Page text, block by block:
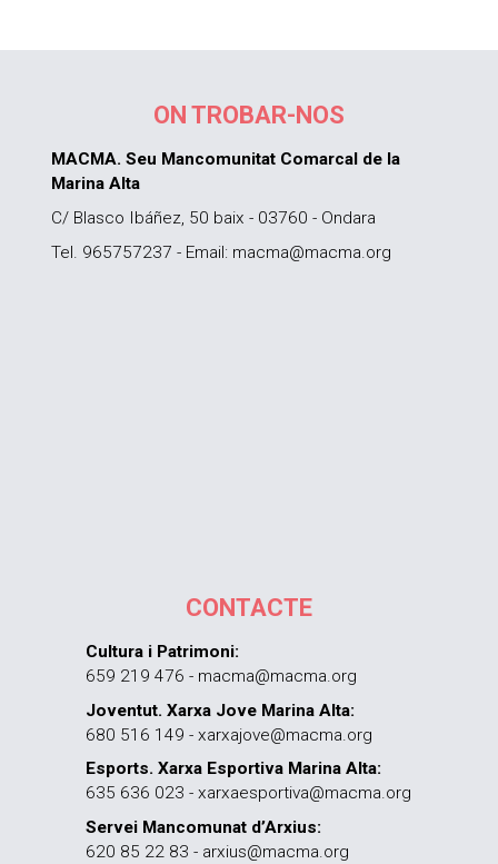
ON TROBAR-NOS
MACMA. Seu Mancomunitat Comarcal de la
Marina Alta
C/ Blasco Ibáñez, 50 baix - 03760 - Ondara
Tel. 965757237 - Email: macma@macma.org
CONTACTE
Cultura i Patrimoni:
659 219 476 - macma@macma.org
Joventut. Xarxa Jove Marina Alta:
680 516 149 - xarxajove@macma.org
Esports. Xarxa Esportiva Marina Alta:
635 636 023 - xarxaesportiva@macma.org
Servei Mancomunat d’Arxius:
620 85 22 83 - arxius@macma.org